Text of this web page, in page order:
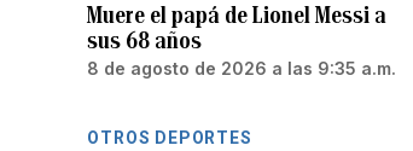
Muere el papá de Lionel Messi a
sus 68 años
8 de agosto de 2026 a las 9:35 a.m.
OTROS DEPORTES